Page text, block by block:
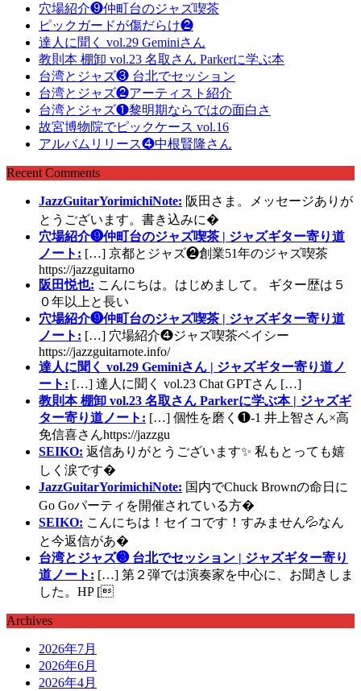
穴場紹介❾仲町台のジャズ喫茶
ピックガードが傷だらけ❷
達人に聞く vol.29 Geminiさん
教則本 棚卸 vol.23 名取さん Parkerに学ぶ本
台湾とジャズ❸ 台北でセッション
台湾とジャズ❷アーティスト紹介
台湾とジャズ❶黎明期ならではの面白さ
故宮博物院でピックケース vol.16
アルバムリリース❹中根賢隆さん
Recent Comments
JazzGuitarYorimichiNote: 阪田さま。メッセージありが
とうございます。書き込みに�
穴場紹介❾仲町台のジャズ喫茶 | ジャズギター寄り道
ノート: […] 京都とジャズ❷創業51年のジャズ喫茶
https://jazzguitarno
阪田悦也: こんにちは。はじめまして。 ギター歴は５
０年以上と長い
穴場紹介❾仲町台のジャズ喫茶 | ジャズギター寄り道
ノート: […] 穴場紹介❹ジャズ喫茶ベイシー
https://jazzguitarnote.info/
達人に聞く vol.29 Geminiさん | ジャズギター寄り道ノ
ート: […] 達人に聞く vol.23 Chat GPTさん […]
教則本 棚卸 vol.23 名取さん Parkerに学ぶ本 | ジャズギ
ター寄り道ノート: […] 個性を磨く❶-1 井上智さん×高
免信喜さんhttps://jazzgu
SEIKO: 返信ありがとうございます✨ 私もとっても嬉
しく涙です�
JazzGuitarYorimichiNote: 国内でChuck Brownの命日に
Go Goパーティを開催されている方�
SEIKO: こんにちは！セイコです！すみません💦なん
と今返信があ�
台湾とジャズ❸ 台北でセッション | ジャズギター寄り
道ノート: […] 第２弾では演奏家を中心に、お聞きしま
した。HP [
Archives
2026年7月
2026年6月
2026年4月